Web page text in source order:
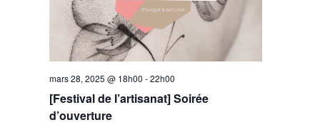
[Festival de l’artisanat] Soirée
d’ouverture
mars 28, 2025 @ 18h00 -22h00